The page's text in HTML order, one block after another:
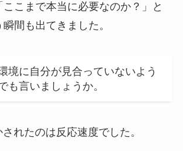
ここまで本当に必要なのか？」と
間も出てきました。
境に自分が見合っていないよう
も言いましょうか。
れたのは反応速度でした。